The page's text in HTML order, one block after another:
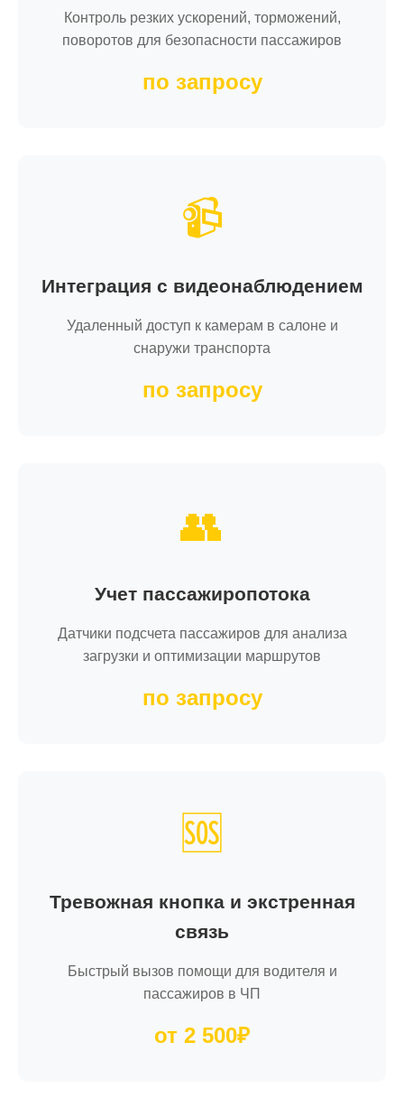
Контроль резких ускорений, торможений,
поворотов для безопасности пассажиров
по запросу
📹
Интеграция с видеонаблюдением
Удаленный доступ к камерам в салоне и
снаружи транспорта
по запросу
👥
Учет пассажиропотока
Датчики подсчета пассажиров для анализа
загрузки и оптимизации маршрутов
по запросу
🆘
Тревожная кнопка и экстренная
связь
Быстрый вызов помощи для водителя и
пассажиров в ЧП
от 2 500₽